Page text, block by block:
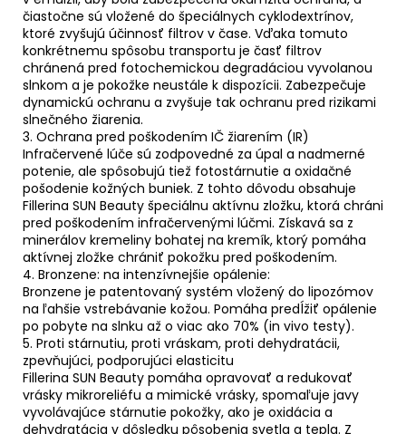
čiastočne sú vložené do špeciálnych cyklodextrínov,
ktoré zvyšujú účinnosť filtrov v čase. Vďaka tomuto
konkrétnemu spôsobu transportu je časť filtrov
chránená pred fotochemickou degradáciou vyvolanou
slnkom a je pokožke neustále k dispozícii. Zabezpečuje
dynamickú ochranu a zvyšuje tak ochranu pred rizikami
slnečného žiarenia.
3. Ochrana pred poškodením IČ žiarením (IR)
Infračervené lúče sú zodpovedné za úpal a nadmerné
potenie, ale spôsobujú tiež fotostárnutie a oxidačné
pošodenie kožných buniek. Z tohto dôvodu obsahuje
Fillerina SUN Beauty špeciálnu aktívnu zložku, ktorá chráni
pred poškodením infračervenými lúčmi. Získavá sa z
minerálov kremeliny bohatej na kremík, ktorý pomáha
aktívnej zložke chrániť pokožku pred poškodením.
4. Bronzene: na intenzívnejšie opálenie:
Bronzene je patentovaný systém vložený do lipozómov
na ľahšie vstrebávanie kožou. Pomáha predĺžiť opálenie
po pobyte na slnku až o viac ako 70% (in vivo testy).
5. Proti stárnutiu, proti vráskam, proti dehydratácii,
zpevňujúci, podporujúci elasticitu
Fillerina SUN Beauty pomáha opravovať a redukovať
vrásky mikroreliéfu a mimické vrásky, spomaľuje javy
vyvolávajúce stárnutie pokožky, ako je oxidácia a
dehydratácia v dôsledku pôsobenia svetla a tepla. Z